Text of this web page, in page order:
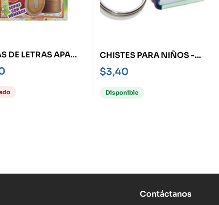
DE LETRAS APA
CHISTES PARA NIÑOS -
MINIBOOKS- LLAVERO
$3,40
Disponible
Contáctanos